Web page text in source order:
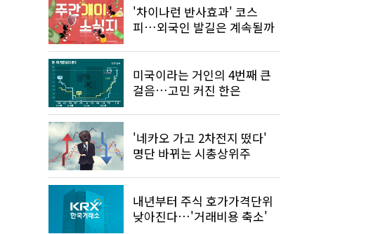
'차이나런 반사효과' 코스
피…외국인 발길은 계속될까
미국이라는 거인의 4번째 큰
걸음…고민 커진 한은
'네카오 가고 2차전지 떴다'
명단 바뀌는 시총상위주
내년부터 주식 호가가격단위
낮아진다…'거래비용 축소'